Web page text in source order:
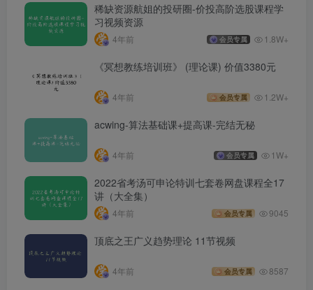
稀缺资源航姐的投研圈-价投高阶选股课程学
习视频资源
4年前 会员专属 1.8W+
《冥想教练培训班》 (理论课) 价值3380元
4年前 会员专属 1.2W+
acwing-算法基础课+提高课-完结无秘
4年前 会员专属 1W+
2022省考汤可申论特训七套卷网盘课程全17
讲（大全集）
4年前 会员专属 9045
顶底之王广义趋势理论 11节视频
4年前 会员专属 8587